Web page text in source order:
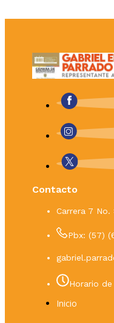
Contacto
Carrera 7
Pbx: (57)
Horario
Inicio